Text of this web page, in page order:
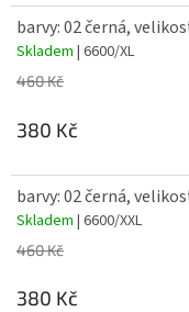
barvy: 02 černá,
Skladem | 6600/XL
460 Kč
380 Kč
barvy: 02 černá,
Skladem | 6600/XXL
460 Kč
380 Kč